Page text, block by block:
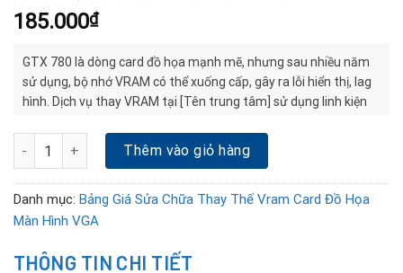
185.000₫
GTX 780 là dòng card đồ họa mạnh mẽ, nhưng sau nhiều năm
sử dụng, bộ nhớ VRAM có thể xuống cấp, gây ra lỗi hiển thị, lag
hình. Dịch vụ thay VRAM tại [Tên trung tâm] sử dụng linh kiện
Thay Bộ nhớ Vram Vga GTX 780 số lượng
Thêm vào giỏ hàng
Danh mục: Bảng Giá Sửa Chữa Thay Thế Vram Card Đồ Họa
Màn Hình VGA
THÔNG TIN CHI TIẾT